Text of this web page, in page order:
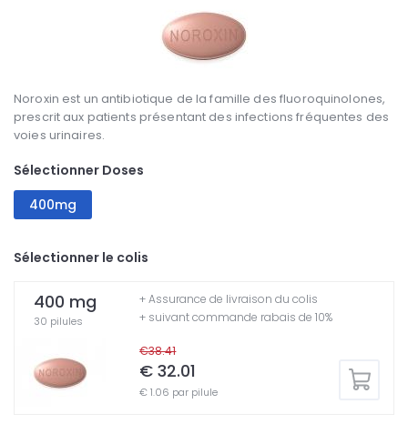
Noroxin est un antibiotique de la famille des fluoroquinolones,
prescrit aux patients présentant des infections fréquentes des
voies urinaires.
Sélectionner Doses
400mg
Sélectionner le colis
400 mg
30 pilules
€38.41
€ 32.01
€ 1.06 par pilule
+ Assurance de livraison du colis
+ suivant commande rabais de 10%